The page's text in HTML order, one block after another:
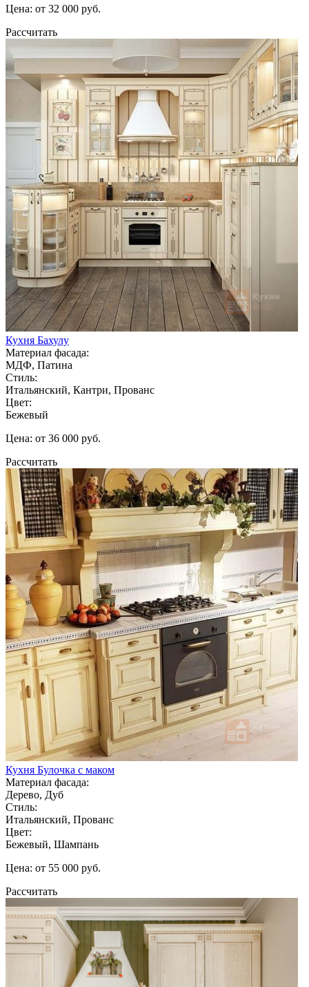
Цена: от 32 000 руб.
Рассчитать
Кухня Бахулу
Материал фасада:
МДФ, Патина
Стиль:
Итальянский, Кантри, Прованс
Цвет:
Бежевый
Цена: от 36 000 руб.
Рассчитать
Кухня Булочка с маком
Материал фасада:
Дерево, Дуб
Стиль:
Итальянский, Прованс
Цвет:
Бежевый, Шампань
Цена: от 55 000 руб.
Рассчитать